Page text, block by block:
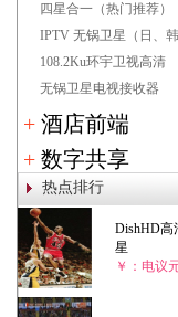
四星合一（热门推荐）
IPTV 无锅卫星（日、韩
108.2Ku环宇卫视高清
无锅卫星电视接收器
+ 酒店前端
+ 数字共享
热点排行
DishHD高
星
￥：电议